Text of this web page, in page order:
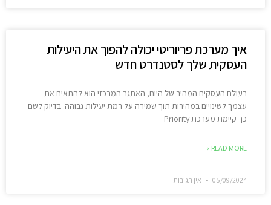
איך מערכת פריוריטי יכולה להפוך את היעילות
העסקית שלך לסטנדרט חדש
בעולם העסקים המהיר של היום, האתגר המרכזי הוא להתאים את
עצמך לשינויים במהירות תוך שמירה על רמת יעילות גבוהה. בדיוק לשם
כך קיימת מערכת Priority
READ MORE »
05/09/2024 אין תגובות